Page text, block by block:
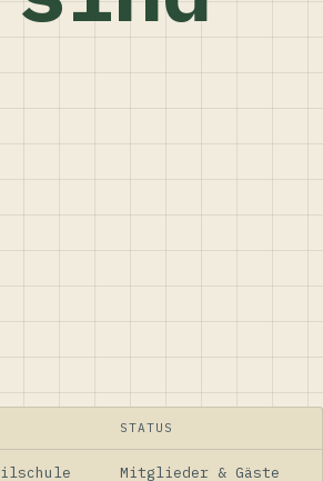
STATUS
Mitglieder & Gäste